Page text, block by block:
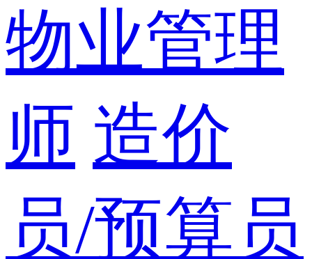
物业管理
师 造价
员/预算员